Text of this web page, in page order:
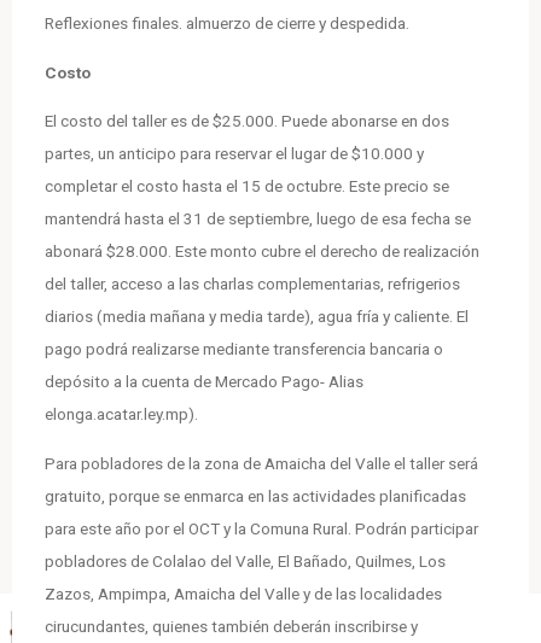
Reflexiones finales. almuerzo de cierre y despedida.
Costo
El costo del taller es de $25.000. Puede abonarse en dos
partes, un anticipo para reservar el lugar de $10.000 y
completar el costo hasta el 15 de octubre. Este precio se
mantendrá hasta el 31 de septiembre, luego de esa fecha se
abonará $28.000. Este monto cubre el derecho de realización
del taller, acceso a las charlas complementarias, refrigerios
diarios (media mañana y media tarde), agua fría y caliente. El
pago podrá realizarse mediante transferencia bancaria o
depósito a la cuenta de Mercado Pago- Alias
elonga.acatar.ley.mp).
Para pobladores de la zona de Amaicha del Valle el taller será
gratuito, porque se enmarca en las actividades planificadas
para este año por el OCT y la Comuna Rural. Podrán participar
pobladores de Colalao del Valle, El Bañado, Quilmes, Los
Zazos, Ampimpa, Amaicha del Valle y de las localidades
cirucundantes, quienes también deberán inscribirse y